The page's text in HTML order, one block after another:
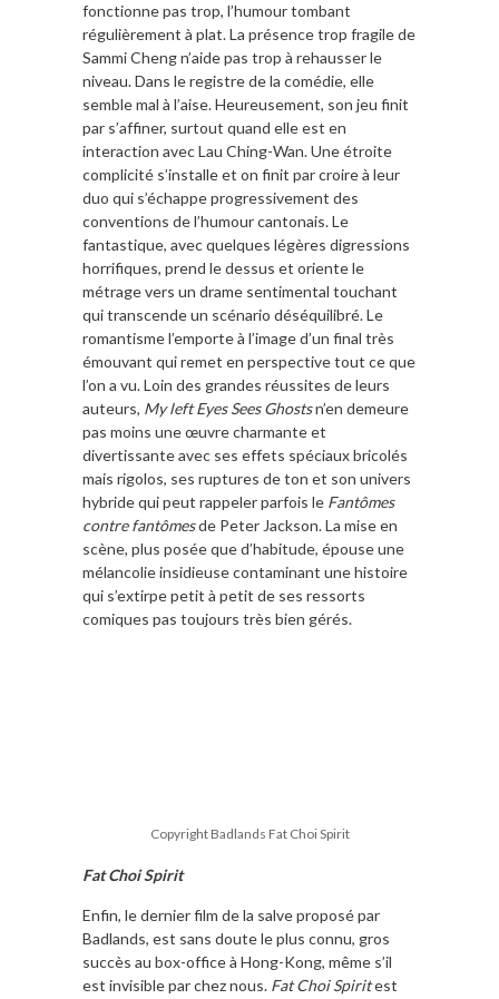
fonctionne pas trop, l’humour tombant
régulièrement à plat. La présence trop fragile de
Sammi Cheng n’aide pas trop à rehausser le
niveau. Dans le registre de la comédie, elle
semble mal à l’aise. Heureusement, son jeu finit
par s’affiner, surtout quand elle est en
interaction avec Lau Ching-Wan. Une étroite
complicité s’installe et on finit par croire à leur
duo qui s’échappe progressivement des
conventions de l’humour cantonais. Le
fantastique, avec quelques légères digressions
horrifiques, prend le dessus et oriente le
métrage vers un drame sentimental touchant
qui transcende un scénario déséquilibré. Le
romantisme l’emporte à l’image d’un final très
émouvant qui remet en perspective tout ce que
l’on a vu. Loin des grandes réussites de leurs
auteurs, My left Eyes Sees Ghostsn’en demeure
pas moins une œuvre charmante et
divertissante avec ses effets spéciaux bricolés
mais rigolos, ses ruptures de ton et son univers
hybride qui peut rappeler parfois le Fantômes
contre fantômesde Peter Jackson. La mise en
scène, plus posée que d’habitude, épouse une
mélancolie insidieuse contaminant une histoire
qui s’extirpe petit à petit de ses ressorts
comiques pas toujours très bien gérés.
Copyright Badlands Fat Choi Spirit
Fat Choi Spirit
Enfin, le dernier film de la salve proposé par
Badlands, est sans doute le plus connu, gros
succès au box-office à Hong-Kong, même s’il
est invisible par chez nous. Fat Choi Spiritest